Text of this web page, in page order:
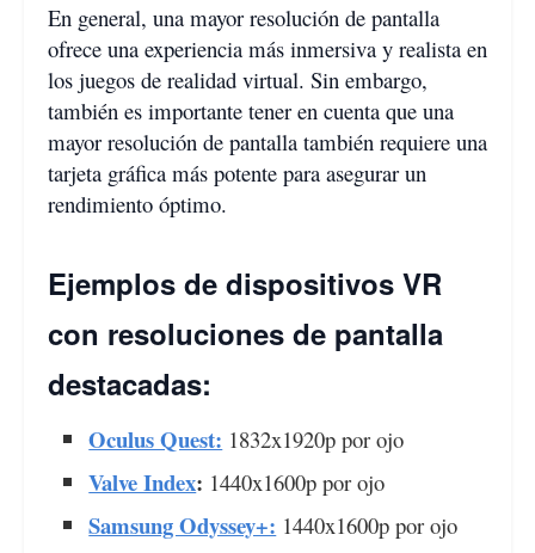
En general, una mayor resolución de pantalla
ofrece una experiencia más inmersiva y realista en
los juegos de realidad virtual. Sin embargo,
también es importante tener en cuenta que una
mayor resolución de pantalla también requiere una
tarjeta gráfica más potente para asegurar un
rendimiento óptimo.
Ejemplos de dispositivos VR
con resoluciones de pantalla
destacadas:
Oculus Quest: 1832x1920p por ojo
Valve Index: 1440x1600p por ojo
Samsung Odyssey+: 1440x1600p por ojo